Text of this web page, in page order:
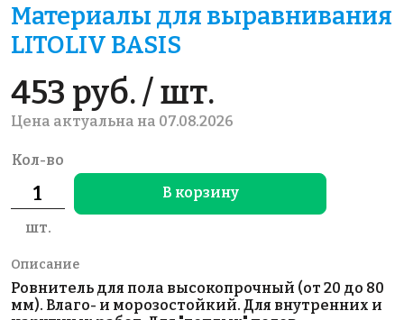
Материалы для выравнивания
LITOLIV BASIS
453 руб. / шт.
Цена актуальна на 07.08.2026
Кол-во
шт.
В корзину
Описание
Ровнитель для пола высокопрочный (от 20 до 80
мм). Влаго- и морозостойкий. Для внутренних и